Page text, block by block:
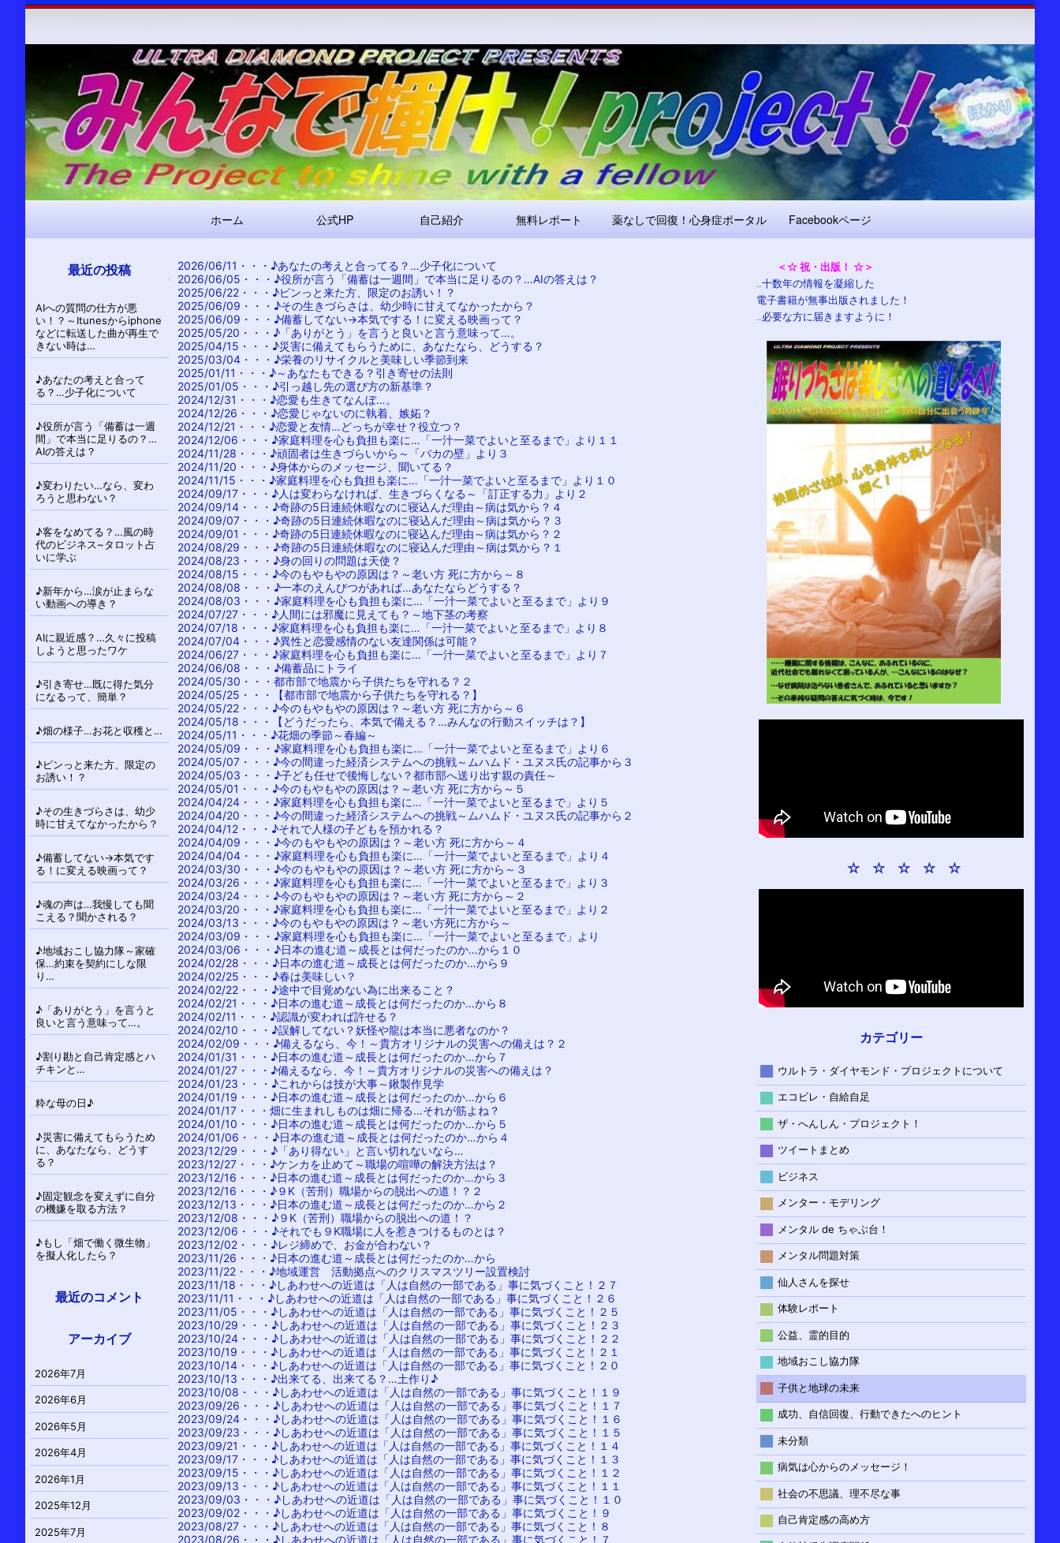
コ
ン
ツ
キ
ッ
プ
Skip
POSTS-
2
Skip
COMMENTS-
2
Skip
2
Skip
2
Skip
2
Skip
2
Skip
2
Skip
2
Skip
3
Skip
2
Skip
2
Skip
3
Skip
3
ゲ
ー
シ
ョ
ン
ホーム 公式HP 自己紹介 無料レポート 薬なしで回復！心身症ポータル Facebookページ
2026/06/11・・・ ♪あなたの考えと合ってる？…少子化について
2026/06/05・・・ ♪役所が言う「備蓄は一週間」で本当に足りるの？…AIの答えは？
2025/06/22・・・ ♪ピンっと来た方、限定のお誘い！？
2025/06/09・・・ ♪その生きづらさは、幼少時に甘えてなかったから？
2025/06/09・・・ ♪備蓄してない→本気でする！に変える映画って？
2025/05/20・・・ ♪「ありがとう」を言うと良いと言う意味って…。
2025/04/15・・・ ♪災害に備えてもらうために、あなたなら、どうする？
2025/03/04・・・ ♪栄養のリサイクルと美味しい季節到来
2025/01/11・・・ ♪～あなたもできる？引き寄せの法則
2025/01/05・・・ ♪引っ越し先の選び方の新基準？
2024/12/31・・・ ♪恋愛も生きてなんぼ…。
2024/12/26・・・ ♪恋愛じゃないのに執着、嫉妬？
2024/12/21・・・ ♪恋愛と友情…どっちが幸せ？役立つ？
2024/12/06・・・ ♪家庭料理を心も負担も楽に…「一汁一菜でよいと至るまで」より１１
2024/11/28・・・ ♪頑固者は生きづらいから～「バカの壁」より３
2024/11/20・・・ ♪身体からのメッセージ、聞いてる？
2024/11/15・・・ ♪家庭料理を心も負担も楽に…「一汁一菜でよいと至るまで」より１０
2024/09/17・・・ ♪人は変わらなければ、生きづらくなる～「訂正する力」より２
2024/09/14・・・ ♪奇跡の5日連続休暇なのに寝込んだ理由～病は気から？４
2024/09/07・・・ ♪奇跡の5日連続休暇なのに寝込んだ理由～病は気から？３
2024/09/01・・・ ♪奇跡の5日連続休暇なのに寝込んだ理由～病は気から？２
2024/08/29・・・ ♪奇跡の5日連続休暇なのに寝込んだ理由～病は気から？１
2024/08/23・・・ ♪身の回りの問題は天使？
2024/08/15・・・ ♪今のもやもやの原因は？～老い方 死に方から～８
2024/08/08・・・ ♪一本のえんびつがあれば…あなたならどうする？
2024/08/03・・・ ♪家庭料理を心も負担も楽に…「一汁一菜でよいと至るまで」より９
2024/07/27・・・ ♪人間には邪魔に見えても？～地下茎の考察
2024/07/18・・・ ♪家庭料理を心も負担も楽に…「一汁一菜でよいと至るまで」より８
2024/07/04・・・ ♪異性と恋愛感情のない友達関係は可能？
2024/06/27・・・ ♪家庭料理を心も負担も楽に…「一汁一菜でよいと至るまで」より７
2024/06/08・・・ ♪備蓄品にトライ
2024/05/30・・・ 都市部で地震から子供たちを守れる？２
2024/05/25・・・
【都市部で地震から子供たちを守れる？】
2024/05/22・・・ ♪今のもやもやの原因は？～老い方 死に方から～６
2024/05/18・・・
【どうだったら、本気で備える？…みんなの行動スイッチは？】
2024/05/11・・・ ♪花畑の季節～春編～
2024/05/09・・・ ♪家庭料理を心も負担も楽に…「一汁一菜でよいと至るまで」より６
2024/05/07・・・ ♪今の間違った経済システムへの挑戦～ムハムド・ユヌス氏の記事から３
2024/05/03・・・ ♪子ども任せで後悔しない？都市部へ送り出す親の責任～
2024/05/01・・・ ♪今のもやもやの原因は？～老い方 死に方から～５
2024/04/24・・・ ♪家庭料理を心も負担も楽に…「一汁一菜でよいと至るまで」より５
2024/04/20・・・ ♪今の間違った経済システムへの挑戦～ムハムド・ユヌス氏の記事から２
2024/04/12・・・ ♪それで人様の子どもを預かれる？
2024/04/09・・・ ♪今のもやもやの原因は？～老い方 死に方から～４
2024/04/04・・・ ♪家庭料理を心も負担も楽に…「一汁一菜でよいと至るまで」より４
2024/03/30・・・ ♪今のもやもやの原因は？～老い方 死に方から～３
2024/03/26・・・ ♪家庭料理を心も負担も楽に…「一汁一菜でよいと至るまで」より３
2024/03/24・・・ ♪今のもやもやの原因は？～老い方 死に方から～２
2024/03/20・・・ ♪家庭料理を心も負担も楽に…「一汁一菜でよいと至るまで」より２
2024/03/13・・・ ♪今のもやもやの原因は？～老い方死に方から～
2024/03/09・・・ ♪家庭料理を心も負担も楽に…「一汁一菜でよいと至るまで」より
2024/03/06・・・ ♪日本の進む道～成長とは何だったのか…から１０
2024/02/28・・・ ♪日本の進む道～成長とは何だったのか…から９
2024/02/25・・・ ♪春は美味しい？
2024/02/22・・・ ♪途中で目覚めない為に出来ること？
2024/02/21・・・ ♪日本の進む道～成長とは何だったのか…から８
2024/02/11・・・ ♪認識が変われば許せる？
2024/02/10・・・ ♪誤解してない？妖怪や龍は本当に悪者なのか？
2024/02/09・・・ ♪備えるなら、今！～貴方オリジナルの災害への備えは？２
2024/01/31・・・ ♪日本の進む道～成長とは何だったのか…から７
2024/01/27・・・ ♪備えるなら、今！～貴方オリジナルの災害への備えは？
2024/01/23・・・ ♪これからは技が大事～鍬製作見学
2024/01/19・・・ ♪日本の進む道～成長とは何だったのか…から６
2024/01/17・・・ 畑に生まれしものは畑に帰る…それが筋よね？
2024/01/10・・・ ♪日本の進む道～成長とは何だったのか…から５
2024/01/06・・・ ♪日本の進む道～成長とは何だったのか…から４
2023/12/29・・・ ♪「あり得ない」と言い切れないなら…
2023/12/27・・・ ♪ケンカを止めて～職場の喧嘩の解決方法は？
2023/12/16・・・ ♪日本の進む道～成長とは何だったのか…から３
2023/12/16・・・ ♪９K（苦刑）職場からの脱出への道！？２
2023/12/13・・・ ♪日本の進む道～成長とは何だったのか…から２
2023/12/08・・・ ♪９K（苦刑）職場からの脱出への道！？
2023/12/06・・・ ♪それでも９K職場に人を惹きつけるものとは？
2023/12/02・・・ ♪レジ締めで、お金が合わない？
2023/11/26・・・ ♪日本の進む道～成長とは何だったのか…から
2023/11/22・・・ ♪地域運営 活動拠点へのクリスマスツリー設置検討
2023/11/18・・・ ♪しあわせへの近道は「人は自然の一部である」事に気づくこと！２７
2023/11/11・・・ ♪しあわせへの近道は「人は自然の一部である」事に気づくこと！２６
2023/11/05・・・ ♪しあわせへの近道は「人は自然の一部である」事に気づくこと！２５
2023/10/29・・・ ♪しあわせへの近道は「人は自然の一部である」事に気づくこと！２３
2023/10/24・・・ ♪しあわせへの近道は「人は自然の一部である」事に気づくこと！２２
2023/10/19・・・ ♪しあわせへの近道は「人は自然の一部である」事に気づくこと！２１
2023/10/14・・・ ♪しあわせへの近道は「人は自然の一部である」事に気づくこと！２０
2023/10/13・・・ ♪出来てる、出来てる？…土作り♪
2023/10/08・・・ ♪しあわせへの近道は「人は自然の一部である」事に気づくこと！１９
2023/09/26・・・ ♪しあわせへの近道は「人は自然の一部である」事に気づくこと！１７
2023/09/24・・・ ♪しあわせへの近道は「人は自然の一部である」事に気づくこと！１６
2023/09/23・・・ ♪しあわせへの近道は「人は自然の一部である」事に気づくこと！１５
2023/09/21・・・ ♪しあわせへの近道は「人は自然の一部である」事に気づくこと！１４
2023/09/17・・・ ♪しあわせへの近道は「人は自然の一部である」事に気づくこと！１３
2023/09/15・・・ ♪しあわせへの近道は「人は自然の一部である」事に気づくこと！１２
2023/09/13・・・ ♪しあわせへの近道は「人は自然の一部である」事に気づくこと！１１
2023/09/03・・・ ♪しあわせへの近道は「人は自然の一部である」事に気づくこと！１０
2023/09/02・・・ ♪しあわせへの近道は「人は自然の一部である」事に気づくこと！９
2023/08/27・・・ ♪しあわせへの近道は「人は自然の一部である」事に気づくこと！８
2023/08/26・・・ ♪しあわせへの近道は「人は自然の一部である」事に気づくこと！７
＜☆ 祝・出版！ ☆＞
…十数年の情報を凝縮した
電子書籍が無事出版されました！
…必要な方に届きますように！
☆ ☆ ☆ ☆ ☆
カテゴリー
ウルトラ・ダイヤモンド・プロジェクトについて
エコビレ・自給自足
ザ・へんしん・プロジェクト！
ツイートまとめ
ビジネス
メンター・モデリング
メンタル de ちゃぶ台！
メンタル問題対策
仙人さんを探せ
体験レポート
公益、霊的目的
地域おこし協力隊
子供と地球の未来
成功、自信回復、行動できたへのヒント
未分類
病気は心からのメッセージ！
社会の不思議、理不尽な事
自己肯定感の高め方
最近の投稿
AIへの質問の仕方が悪
い！？～Itunesからiphone
などに転送した曲が再生で
きない時は…
♪あなたの考えと合って
る？…少子化について
♪役所が言う「備蓄は一週
間」で本当に足りるの？…
AIの答えは？
♪変わりたい…なら、変わ
ろうと思わない？
♪客をなめてる？…風の時
代のビジネス~タロット占
いに学ぶ
♪新年から…涙が止まらな
い動画への導き？
AIに親近感？…久々に投稿
しようと思ったワケ
♪引き寄せ…既に得た気分
になるって、簡単？
♪畑の様子…お花と収穫と…
♪ピンっと来た方、限定の
お誘い！？
♪その生きづらさは、幼少
時に甘えてなかったから？
♪備蓄してない→本気です
る！に変える映画って？
♪魂の声は…我慢しても聞
こえる？聞かされる？
♪地域おこし協力隊～家確
保…約束を契約にしな限
り…
♪「ありがとう」を言うと
良いと言う意味って…。
♪割り勘と自己肯定感とハ
チキンと…
粋な母の日♪
♪災害に備えてもらうため
に、あなたなら、どうす
る？
♪固定観念を変えずに自分
の機嫌を取る方法？
♪もし「畑で働く微生物」
を擬人化したら？
最近のコメント
アーカイブ
2026年7月
2026年6月
2026年5月
2026年4月
2026年1月
2025年12月
2025年7月